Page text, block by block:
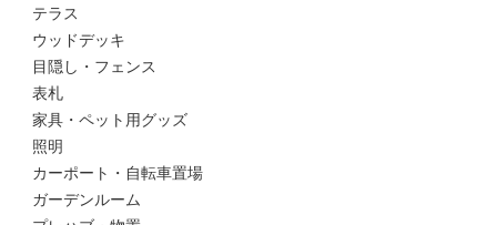
テラス
ウッドデッキ
目隠し・フェンス
表札
家具・ペット用グッズ
照明
カーポート・自転車置場
ガーデンルーム